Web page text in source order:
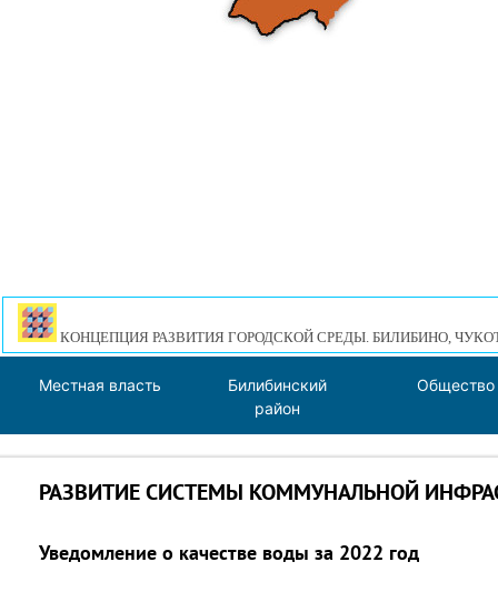
КОНЦЕПЦИЯ РАЗВИТИЯ ГОРОДСКОЙ СРЕДЫ. БИЛИБИНО,
Местная власть
Билибинский
район
Общество
РАЗВИТИЕ СИСТЕМЫ КОММУНАЛЬНОЙ
Уведомление о качестве воды за 2022 год